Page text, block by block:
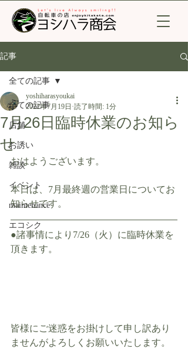
記事
全ての記事
店舗
お誘い
雑談
イベント
maintenance
エコシク
全ての記事
7月26日臨時休業のお知ら
せ
yoshiharasyoukai
2022年7月19日 読了時間: 1分
おはようございます。
本日は、7月最終週の営業日についてお
知らせです。
●諸事情により7/26（火）に臨時休業を
頂きます。
皆様にご迷惑をお掛けして申し訳あり
ませんがよろしくお願いいたします。